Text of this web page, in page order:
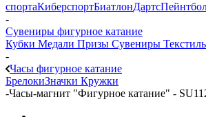
спортаКиберспортБиатлонДартс
-
Сувениры фигурное катание
Кубки Медали Призы Сувениры Текстиль
-
Часы фигурное катание
БрелокиЗначки Кружки
-Часы-магнит "Фигурное катание" -